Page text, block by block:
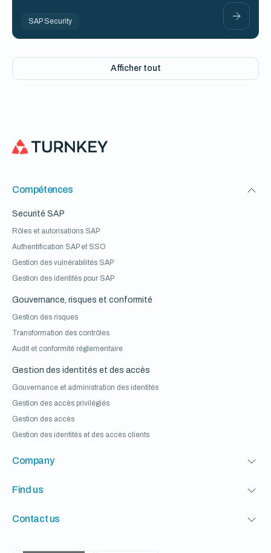
SAP Security
Afficher tout
Compétences
Securité SAP
Rôles et autorisations SAP
Authentification SAP et SSO
Gestion des vulnérabilités SAP
Gestion des identités pour SAP
Gouvernance, risques et conformité
Gestion des risques
Transformation des contrôles
Audit et conformité réglementaire
Gestion des identités et des accès
Gouvernance et administration des identités
Gestion des accès privilégiés
Gestion des accès
Gestion des identités et des accès clients
Company
Find us
Contact us